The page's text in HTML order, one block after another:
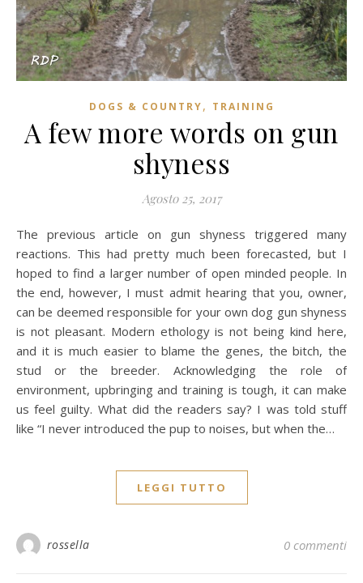
DOGS & COUNTRY, TRAINING
A few more words on gun
shyness
Agosto 25, 2017
The previous article on gun shyness triggered many
reactions. This had pretty much been forecasted, but I
hoped to find a larger number of open minded people. In
the end, however, I must admit hearing that you, owner,
can be deemed responsible for your own dog gun shyness
is not pleasant. Modern ethology is not being kind here,
and it is much easier to blame the genes, the bitch, the
stud or the breeder. Acknowledging the role of
environment, upbringing and training is tough, it can make
us feel guilty. What did the readers say? I was told stuff
like “I never introduced the pup to noises, but when the…
LEGGI TUTTO
rossella 0 commenti